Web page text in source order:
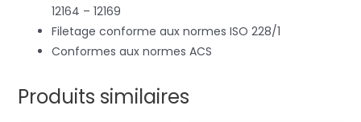
12164 – 12169
Filetage conforme aux normes ISO 228/1
Conformes aux normes ACS
Produits similaires